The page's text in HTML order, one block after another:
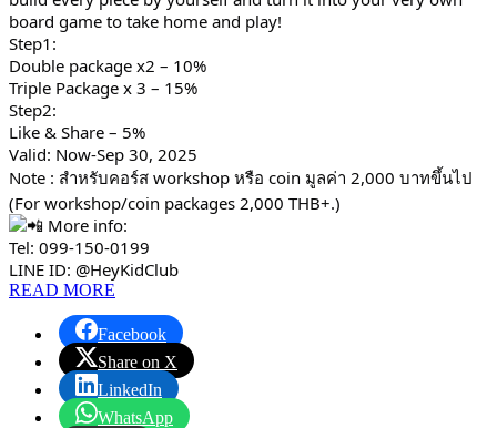
board game to take home and play!
Step1:
Double package x2 – 10%
Triple Package x 3 – 15%
Step2:
Like & Share – 5%
Valid: Now-Sep 30, 2025
Note : สำหรับคอร์ส workshop หรือ coin มูลค่า 2,000 บาทขึ้นไป
(For workshop/coin packages 2,000 THB+.)
More info:
Tel: 099-150-0199
LINE ID: @HeyKidClub
READ MORE
Facebook
Share on X
LinkedIn
WhatsApp